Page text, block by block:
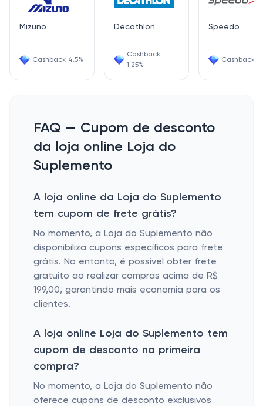
Mizuno
Cashback 4.5%
Decathlon
Cashback
1.25%
Speedo
Cashback
FAQ — Cupom de desconto
da loja online Loja do
Suplemento
A loja online da Loja do Suplemento
tem cupom de frete grátis?
No momento, a Loja do Suplemento não
disponibiliza cupons específicos para frete
grátis. No entanto, é possível obter frete
gratuito ao realizar compras acima de R$
199,00, garantindo mais economia para os
clientes.
A loja online Loja do Suplemento tem
cupom de desconto na primeira
compra?
No momento, a Loja do Suplemento não
oferece cupons de desconto exclusivos